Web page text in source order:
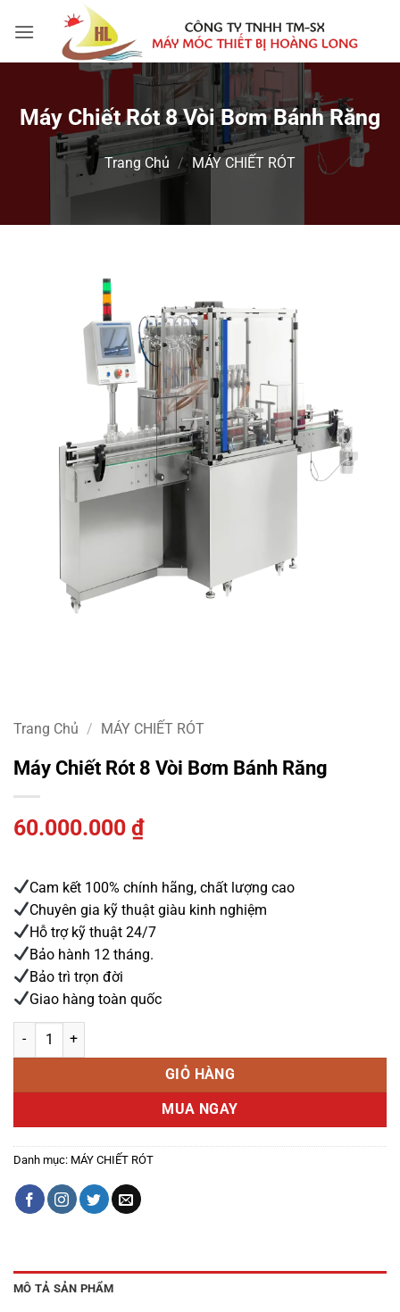
qua
Máy Chiết Rót 8 Vòi Bơm Bánh Răng
Trang Chủ / MÁY CHIẾT RÓT
Trang Chủ / MÁY CHIẾT RÓT
Máy Chiết Rót 8 Vòi Bơm Bánh Răng
60.000.000 ₫
Cam kết 100% chính hãng, chất lượng cao
Chuyên gia kỹ thuật giàu kinh nghiệm
Hỗ trợ kỹ thuật 24/7
Bảo hành 12 tháng.
Bảo trì trọn đời
Giao hàng toàn quốc
Máy chiết rót 8 vòi bơm bánh răng số lượng
GIỎ HÀNG
MUA NGAY
Danh mục: MÁY CHIẾT RÓT
MÔ TẢ SẢN PHẨM